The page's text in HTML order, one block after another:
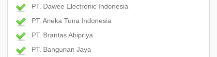
PT. Dawee Electronic Indonesia
PT. Aneka Tuna Indonesia
PT. Brantas Abipriya
PT. Bangunan Jaya